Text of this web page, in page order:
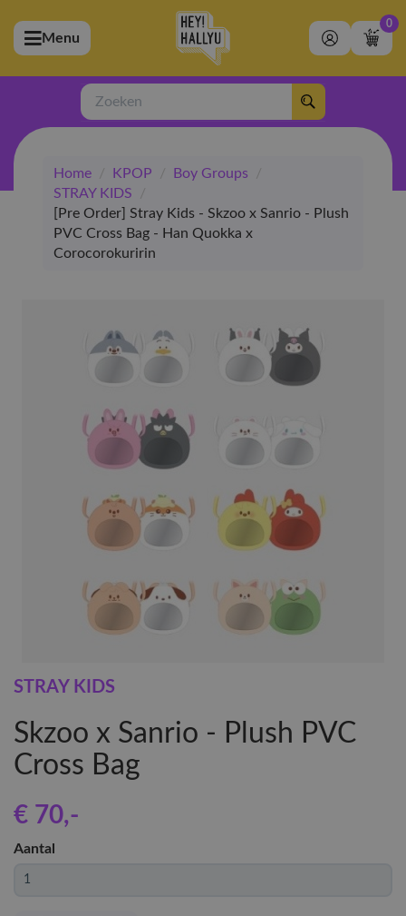
(Artiesten)
(Merchandise)
(Exclusive)
(Winkel)
Menu
0
Zoeken
Home / KPOP / Boy Groups
/
STRAY KIDS
/
[Pre Order] Stray Kids - Skzoo x Sanrio - Plush
PVC Cross Bag - Han Quokka x
Corocorokuririn
STRAY KIDS
Skzoo x Sanrio - Plush PVC
Cross Bag
€ 70,-
Aantal